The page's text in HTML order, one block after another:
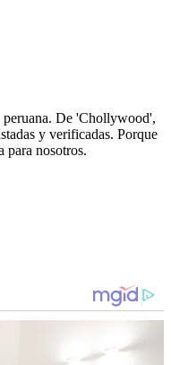
peruana. De 'Chollywood',
y verificadas. Porque
para nosotros.